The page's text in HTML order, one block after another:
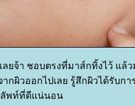
ลยจ้า ชอบตรงที่มาส์กทิ้งไว้ แล้
ผิวออกไปเลย รู้สึกผิวได้รับกา
ลัพท์ที่ดีแน่นอน